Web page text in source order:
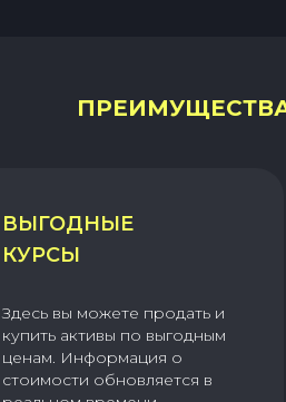
ВЫГОДНЫЕ
КУРСЫ
Здесь вы можете продать и
купить активы по выгодным
ценам. Информация о
стоимости обновляется в